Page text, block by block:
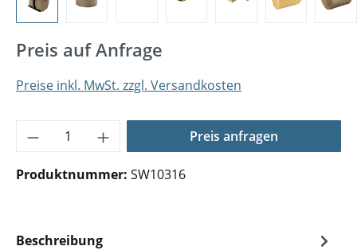
Preis auf Anfrage
Preise inkl. MwSt. zzgl. Versandkosten
Produkt Anzahl: Gib den gewünschten
Preis anfragen
Produktnummer: SW10316
Beschreibung